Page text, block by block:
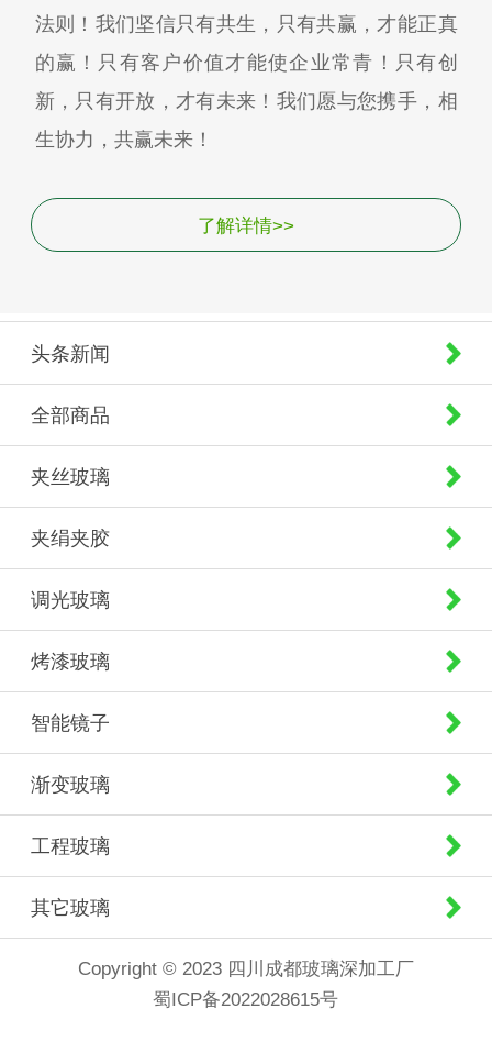
法则！我们坚信只有共生，只有共赢，才能正真
的赢！只有客户价值才能使企业常青！只有创
新，只有开放，才有未来！我们愿与您携手，相
生协力，共赢未来！
了解详情>>
头条新闻
全部商品
夹丝玻璃
夹绢夹胶
调光玻璃
烤漆玻璃
智能镜子
渐变玻璃
工程玻璃
其它玻璃
Copyright © 2023 四川成都玻璃深加工厂
蜀ICP备2022028615号